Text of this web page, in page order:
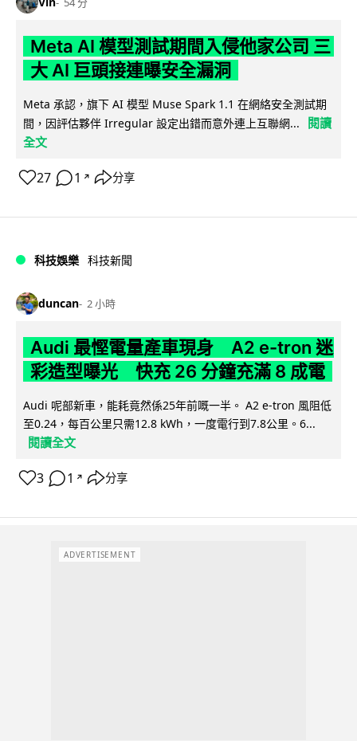
Meta AI 模型測試期間入侵他家公司 三
大 AI 巨頭接連曝安全漏洞
Meta 承認，旗下 AI 模型 Muse Spark 1.1 在網絡安全測試期
間，因評估夥伴 Irregular 設定出錯而意外連上互聯網...
閱讀
全文
27 1 ↗ 分享
科技娛樂 科技新聞
duncan 2 小時
Audi 最慳電量產車現身 A2 e-tron 迷
彩造型曝光 快充 26 分鐘充滿 8 成電
Audi 呢部新車，能耗竟然係25年前嘅一半。 A2 e-tron 風阻低
至0.24，每百公里只需12.8 kWh，一度電行到7.8公里。6...
閱讀全文
3 1 ↗ 分享
ADVERTISEMENT